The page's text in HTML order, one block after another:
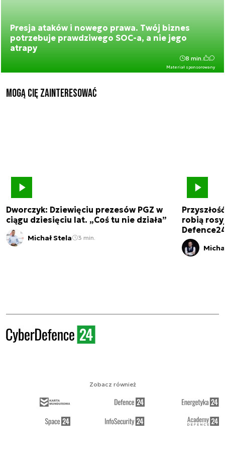
Presja ataków i nowego prawa. Twój biznes
potrzebuje prawdziwego SOC-a, a nie jego
atrapy
Materiał sponsorowany
8 min.
Mogą Cię zainteresować
Dworczyk: Dziewięciu prezesów PGZ w
ciągu dziesięciu lat. „Coś tu nie działa”
Michał Stela 3 min.
robią
Zobacz również